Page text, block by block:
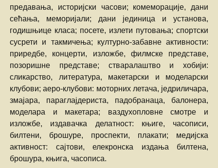
предавања, историјски часови; комеморације, дани
сећања, меморијали; дани јединица и установа,
годишњице класа; посете, излети путовања; спортски
сусрети и такмичења; културно-забавне активности:
приредбе, концерти, изложбе, филмске представе,
позоришне представе; стваралаштво и хобији:
сликарство, литература, макетарски и моделарски
клубови; аеро-клубови: моторних летача, једриличара,
змајара, параглајдериста, падобранаца, балонера,
моделара и макетара; ваздухопловне смотре и
изложбе, издавачка делатност: књиге, часописи,
билтени, брошуре, проспекти, плакати; медијска
активност: сајтови, елекронска издања билтена,
брошура, књига, часописа.